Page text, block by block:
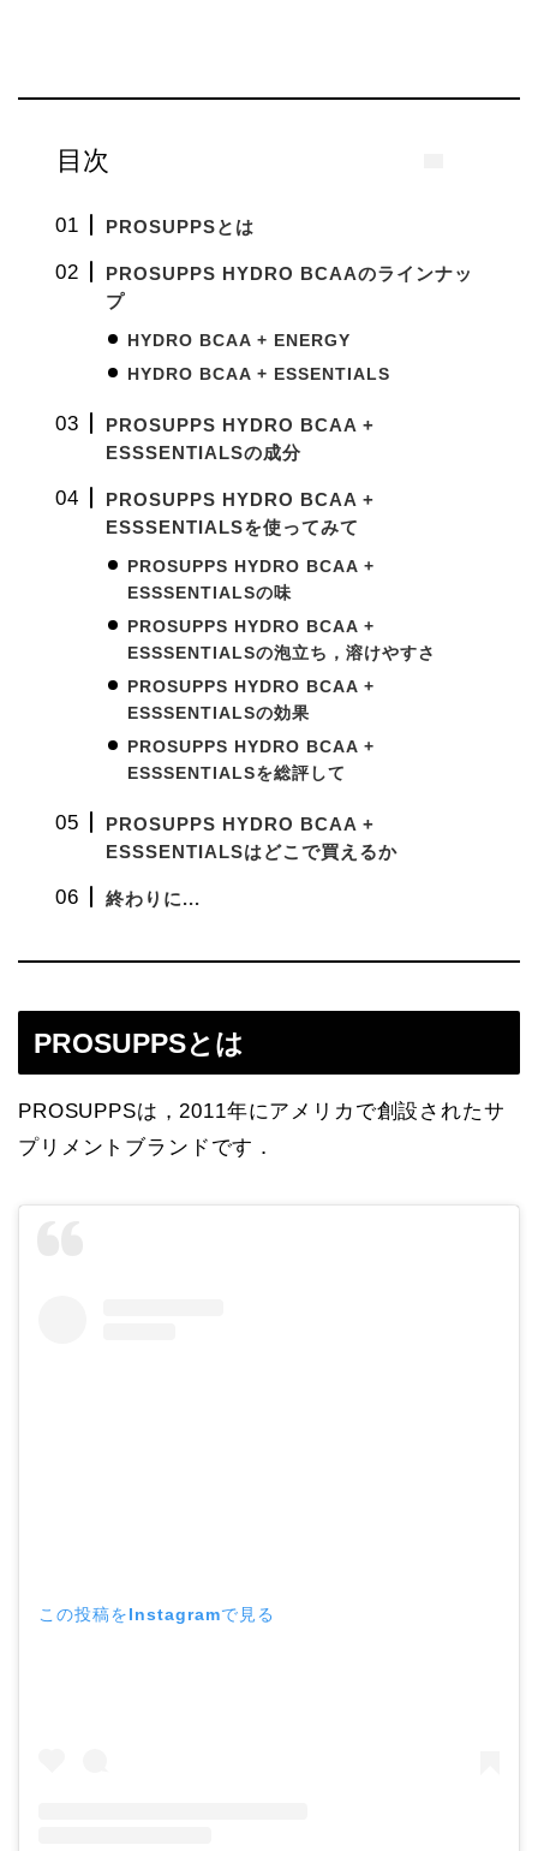
目次
PROSUPPSとは
PROSUPPS HYDRO BCAAのラインナッ
プ
HYDRO BCAA + ENERGY
HYDRO BCAA + ESSENTIALS
PROSUPPS HYDRO BCAA +
ESSSENTIALSの成分
PROSUPPS HYDRO BCAA +
ESSSENTIALSを使ってみて
PROSUPPS HYDRO BCAA +
ESSSENTIALSの味
PROSUPPS HYDRO BCAA +
ESSSENTIALSの泡立ち，溶けやすさ
PROSUPPS HYDRO BCAA +
ESSSENTIALSの効果
PROSUPPS HYDRO BCAA +
ESSSENTIALSを総評して
PROSUPPS HYDRO BCAA +
ESSSENTIALSはどこで買えるか
終わりに...
PROSUPPSとは
PROSUPPSは，2011年にアメリカで創設されたサ
プリメントブランドです．
この投稿をInstagramで見る